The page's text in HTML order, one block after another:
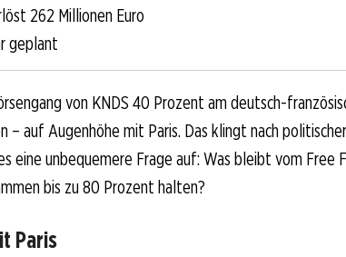
262 Millionen Euro
geplant
von KNDS 40 Prozent am deutsch-
– auf Augenhöhe mit Paris. Das klingt nach
eine unbequemere Frage auf: Was bleibt vom Free
bis zu 80 Prozent halten?
Paris